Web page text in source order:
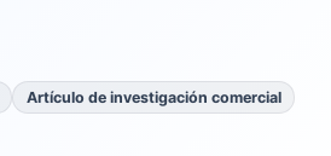
Artículo de investigación comercial